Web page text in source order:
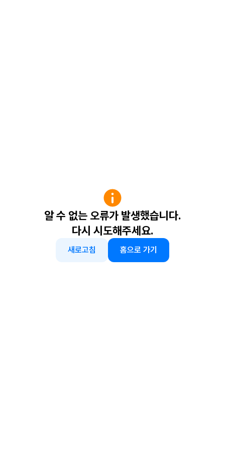
알 수 없는 오류가 발생했습니다.
다시 시도해주세요.
새로고침 홈으로 가기